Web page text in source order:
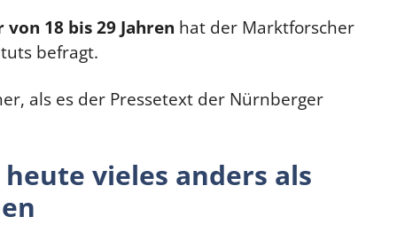
18 bis 29 Jahren hat der Marktforscher
befragt.
als es der Pressetext der Nürnberger
vieles anders als